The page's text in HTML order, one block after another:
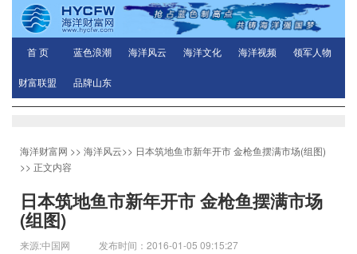
首 页 蓝色浪潮 海洋风云 海洋文化 海洋视频 领军人物
财富联盟 品牌山东
海洋财富网 >> 海洋风云>> 日本筑地鱼市新年开市 金枪鱼摆满市场(组图)
>> 正文内容
日本筑地鱼市新年开市 金枪鱼摆满市场
(组图)
来源:中国网 发布时间：2016-01-05 09:15:27